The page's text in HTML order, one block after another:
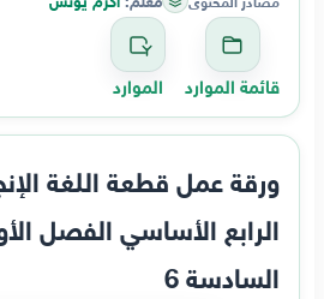
قائمة الموارد الموارد
ورقة عمل قطعة اللغة
الرابع الأساسي الفصل
السادسة 6